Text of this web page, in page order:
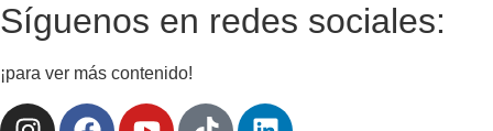
Síguenos en redes sociales:
¡para ver más contenido!